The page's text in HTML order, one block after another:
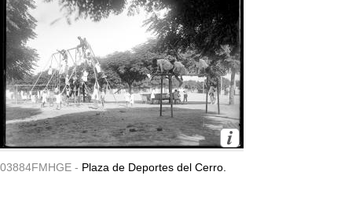
03884FMHGE - Plaza de Deportes del Cerro.